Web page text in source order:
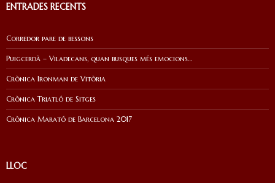
ENTRADES RECENTS
Corredor pare de bessons
Puigcerdà – Viladecans, quan busques més emocions…
Crònica Ironman de Vitòria
Crònica Triatló de Sitges
Crònica Marató de Barcelona 2017
LLOC